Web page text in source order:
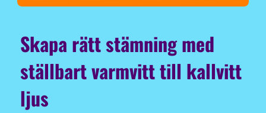
Skapa rätt stämning med
ställbart varmvitt till kallvitt
ljus